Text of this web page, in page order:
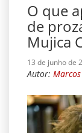
O que
de
Mujica
13 de junho de
Autor: